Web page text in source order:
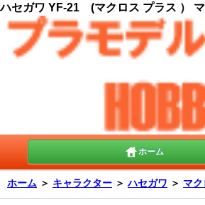
ハセガワ YF-21 (マクロス プラス ）
ホーム
ホーム ＞ キャラクター ＞ ハセガワ ＞ マ